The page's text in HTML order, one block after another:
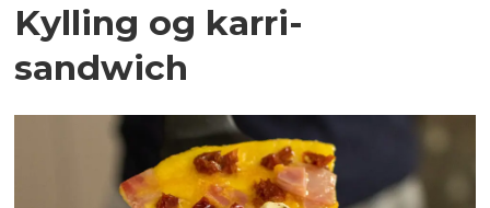
Kylling og karri-
sandwich